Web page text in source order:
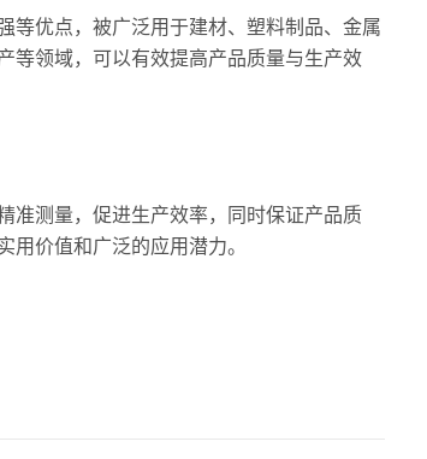
等优点，被广泛用于建材、塑料制品、金属
等领域，可以有效提高产品质量与生产效
准测量，促进生产效率，同时保证产品质
用价值和广泛的应用潜力。